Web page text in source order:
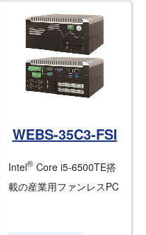
WEBS-35C3-FSI
Intel® Core i5-6500TE搭
載の産業用ファンレスPC